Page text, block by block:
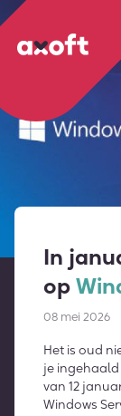
In
op
08 mei 2026
Het is oud
je
van 12
Windows